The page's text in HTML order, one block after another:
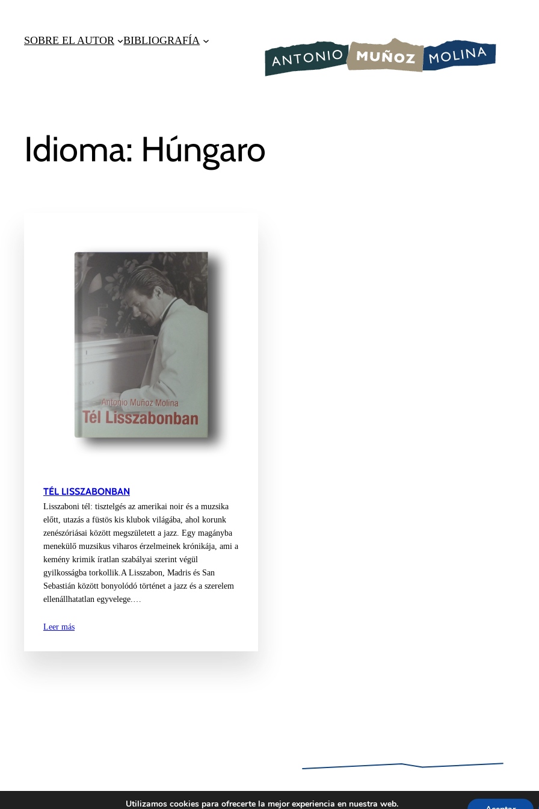
contenido
SOBRE EL AUTOR BIBLIOGRAFÍA
Idioma: Húngaro
TÉL LISSZABONBAN
Lisszaboni tél: tisztelgés az amerikai noir és a muzsika
előtt, utazás a füstös kis klubok világába, ahol korunk
zenészóriásai között megszületett a jazz. Egy magányba
menekülő muzsikus viharos érzelmeinek krónikája, ami a
kemény krimik íratlan szabályai szerint végül
gyilkosságba torkollik.A Lisszabon, Madris és San
Sebastián között bonyolódó történet a jazz és a szerelem
ellenállhatatlan egyvelege.…
Leer más
Utilizamos cookies para ofrecerte la mejor experiencia en nuestra web.